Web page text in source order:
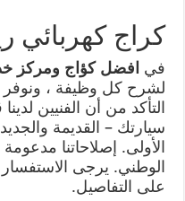
كراج كهربائي
في افضل كؤاج ومركز
لشرح كل وظيفة ، ونوفر
التأكد من أن الفنيين
سيارتك – القديمة
الأولى. إصلاحاتنا
الوطني. يرجى
على التفاصيل.